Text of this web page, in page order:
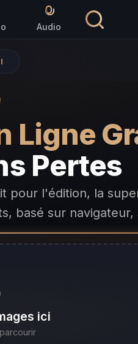
Audio
Ligne
Pertes
pour l'édition, la
basé sur navigateur,
ici